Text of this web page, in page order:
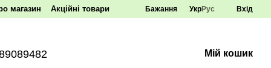
магазин Акційні товари Бажання УкрРус Вхід
Мій кошик